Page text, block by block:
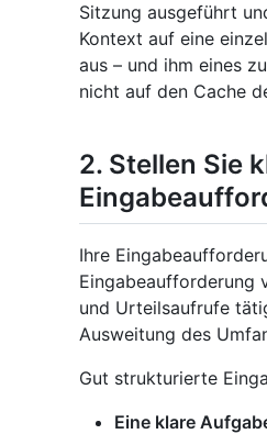
Sitzung ausgeführt
Kontext auf eine
aus – und ihm eines
nicht auf den Cache
2. Stellen Sie
Ihre
Eingabeaufforderung
und Urteilsaufrufe
Ausweitung des
Gut strukturierte
Eine klare